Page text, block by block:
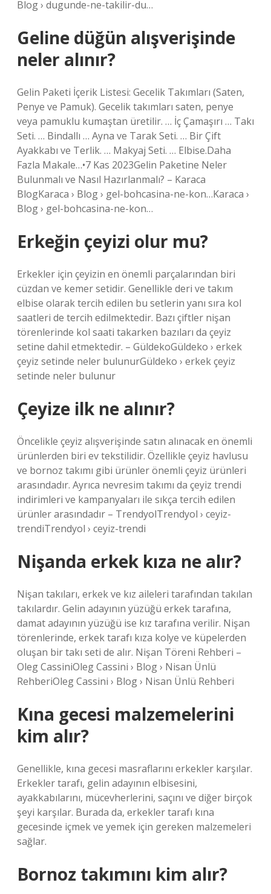
Blog › dugunde-ne-takilir-du…
Geline düğün alışverişinde
neler alınır?
Gelin Paketi İçerik Listesi: Gecelik Takımları (Saten,
Penye ve Pamuk). Gecelik takımları saten, penye
veya pamuklu kumaştan üretilir. … İç Çamaşırı … Takı
Seti. … Bindallı … Ayna ve Tarak Seti. … Bir Çift
Ayakkabı ve Terlik. … Makyaj Seti. … Elbise.Daha
Fazla Makale…•7 Kas 2023Gelin Paketine Neler
Bulunmalı ve Nasıl Hazırlanmalı? – Karaca
BlogKaraca › Blog › gel-bohcasina-ne-kon…Karaca ›
Blog › gel-bohcasina-ne-kon…
Erkeğin çeyizi olur mu?
Erkekler için çeyizin en önemli parçalarından biri
cüzdan ve kemer setidir. Genellikle deri ve takım
elbise olarak tercih edilen bu setlerin yanı sıra kol
saatleri de tercih edilmektedir. Bazı çiftler nişan
törenlerinde kol saati takarken bazıları da çeyiz
setine dahil etmektedir. – GüldekoGüldeko › erkek
çeyiz setinde neler bulunurGüldeko › erkek çeyiz
setinde neler bulunur
Çeyize ilk ne alınır?
Öncelikle çeyiz alışverişinde satın alınacak en önemli
ürünlerden biri ev tekstilidir. Özellikle çeyiz havlusu
ve bornoz takımı gibi ürünler önemli çeyiz ürünleri
arasındadır. Ayrıca nevresim takımı da çeyiz trendi
indirimleri ve kampanyaları ile sıkça tercih edilen
ürünler arasındadır – TrendyolTrendyol › ceyiz-
trendiTrendyol › ceyiz-trendi
Nişanda erkek kıza ne alır?
Nişan takıları, erkek ve kız aileleri tarafından takılan
takılardır. Gelin adayının yüzüğü erkek tarafına,
damat adayının yüzüğü ise kız tarafına verilir. Nişan
törenlerinde, erkek tarafı kıza kolye ve küpelerden
oluşan bir takı seti de alır. Nişan Töreni Rehberi –
Oleg CassiniOleg Cassini › Blog › Nisan Ünlü
RehberiOleg Cassini › Blog › Nisan Ünlü Rehberi
Kına gecesi malzemelerini
kim alır?
Genellikle, kına gecesi masraflarını erkekler karşılar.
Erkekler tarafı, gelin adayının elbisesini,
ayakkabılarını, mücevherlerini, saçını ve diğer birçok
şeyi karşılar. Burada da, erkekler tarafı kına
gecesinde içmek ve yemek için gereken malzemeleri
sağlar.
Bornoz takımını kim alır?